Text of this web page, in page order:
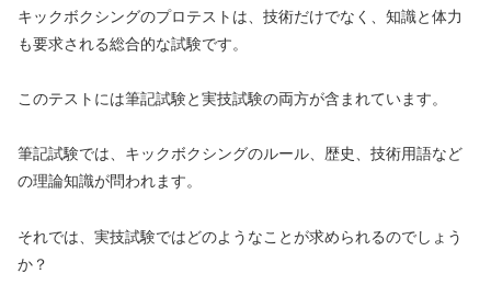
キックボクシングのプロテストは、技術だけでなく、知識と体力
も要求される総合的な試験です。
このテストには筆記試験と実技試験の両方が含まれています。
筆記試験では、キックボクシングのルール、歴史、技術用語など
の理論知識が問われます。
それでは、実技試験ではどのようなことが求められるのでしょう
か？